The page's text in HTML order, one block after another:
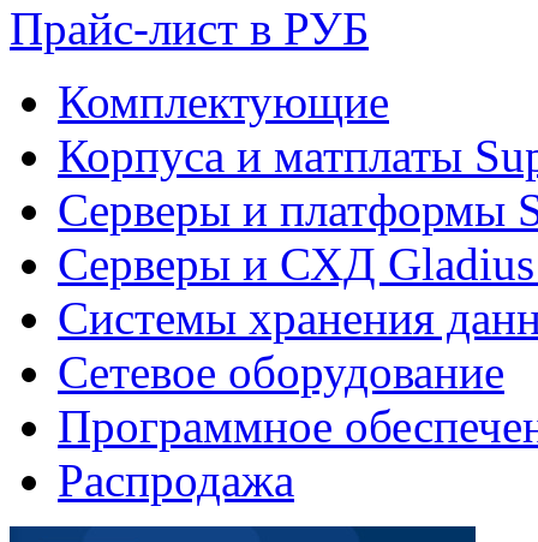
Прайc-лист в РУБ
Комплектующие
Корпуса и матплаты
Серверы и платформы
Серверы и СХД Gladius
Системы хранения
Сетевое оборудование
Программное
Распродажа